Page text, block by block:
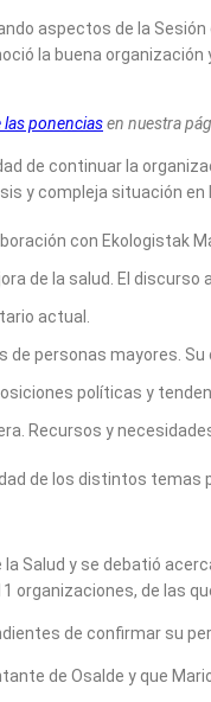
aspectos de la
la buena
las ponenciasen nuestra
de continuar la
y compleja situación
con Ekologistak
de la salud. El
actual.
de personas mayores.
políticas y
Recursos y
de los distintos
la Salud y se debatió
organizaciones, de las
de confirmar su
de Osalde y que